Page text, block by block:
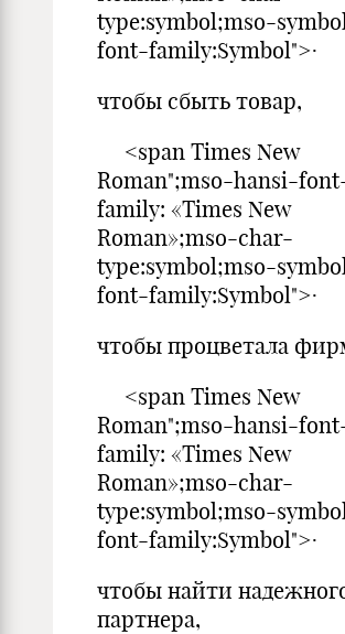
type:symbol;mso-
font-family:Symbol">·
чтобы сбыть товар,
<span Times New
Roman";mso-hansi-
family: «Times New
Roman»;mso-char-
type:symbol;mso-
font-family:Symbol">·
чтобы процветала
<span Times New
Roman";mso-hansi-
family: «Times New
Roman»;mso-char-
type:symbol;mso-
font-family:Symbol">·
чтобы найти
партнера,